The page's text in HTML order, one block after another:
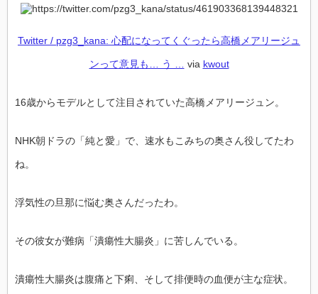
Twitter / pzg3_kana: 心配になってくぐったら高橋メアリージュ
ンって意見も… う … via kwout
16歳からモデルとして注目されていた高橋メアリージュン。
NHK朝ドラの「純と愛」で、速水もこみちの奥さん役してたわ
ね。
浮気性の旦那に悩む奥さんだったわ。
その彼女が難病「潰瘍性大腸炎」に苦しんでいる。
潰瘍性大腸炎は腹痛と下痢、そして排便時の血便が主な症状。